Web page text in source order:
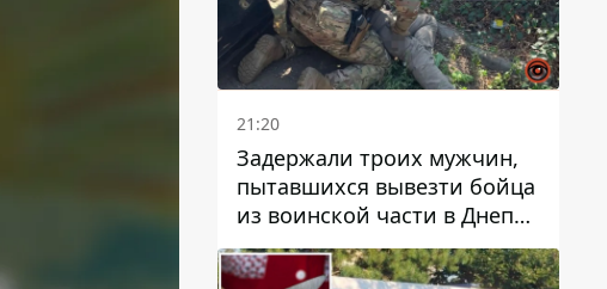
21:20
Задержали троих мужчин,
пытавшихся вывезти бойца
из воинской части в Днепр
за 7 тысяч долларов: среди
них был врач